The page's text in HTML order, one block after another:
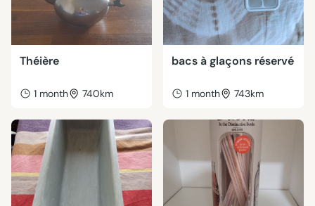
Théière
1 month 740km
bacs à glaçons réservé
1 month 743km